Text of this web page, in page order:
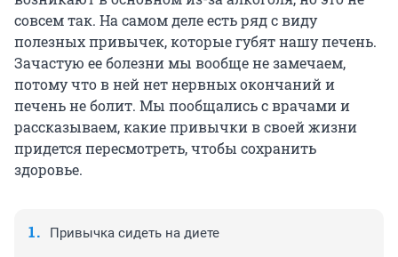
совсем так. На самом деле есть ряд с виду
полезных привычек, которые губят нашу печень.
Зачастую ее болезни мы вообще не замечаем,
потому что в ней нет нервных окончаний и
печень не болит. Мы пообщались с врачами и
рассказываем, какие привычки в своей жизни
придется пересмотреть, чтобы сохранить
здоровье.
Привычка сидеть на диете